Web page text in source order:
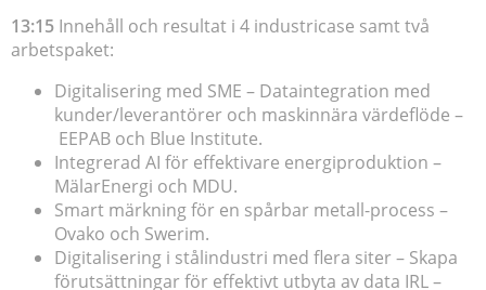
13:15 Innehåll och resultat i 4 industricase samt två
arbetspaket:
Digitalisering med SME – Dataintegration med
kunder/leverantörer och maskinnära värdeflöde –
EEPAB och Blue Institute.
Integrerad AI för effektivare energiproduktion –
MälarEnergi och MDU.
Smart märkning för en spårbar metall-process –
Ovako och Swerim.
Digitalisering i stålindustri med flera siter – Skapa
förutsättningar för effektivt utbyta av data IRL –